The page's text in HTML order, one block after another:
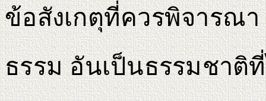
ข้อสังเกตุที่ควรพิจารณ
ธรรม อันเป็นธรรมชาติ